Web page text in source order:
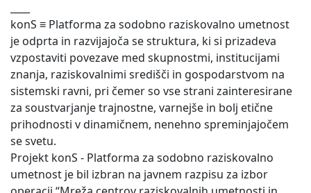
konS ≡ Platforma za sodobno raziskovalno umetnost
je odprta in razvijajoča se struktura, ki si prizadeva
vzpostaviti povezave med skupnostmi, institucijami
znanja, raziskovalnimi središči in gospodarstvom na
sistemski ravni, pri čemer so vse strani zainteresirane
za soustvarjanje trajnostne, varnejše in bolj etične
prihodnosti v dinamičnem, nenehno spreminjajočem
se svetu.
Projekt konS - Platforma za sodobno raziskovalno
umetnost je bil izbran na javnem razpisu za izbor